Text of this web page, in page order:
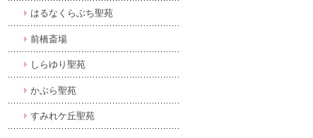
はるなくらぶち聖苑
前橋斎場
しらゆり聖苑
かぶら聖苑
すみれケ丘聖苑